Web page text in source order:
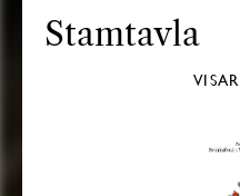
Stamtavla
VISAR